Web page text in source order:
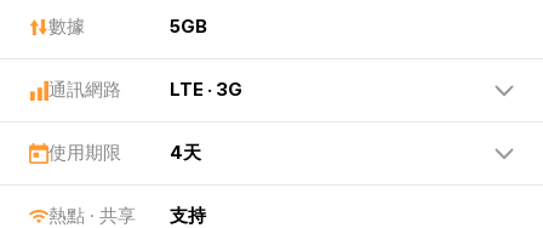
數據 5GB
通訊網路 LTE · 3G
使用期限 4天
熱點 · 共享 支持